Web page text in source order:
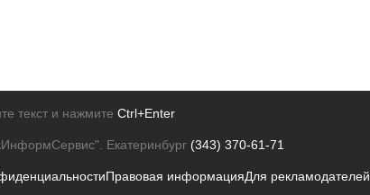
текст и нажмите Ctrl+Enter
Екатеринбург (343) 370-61-71
Правовая информацияДля рекламодателей